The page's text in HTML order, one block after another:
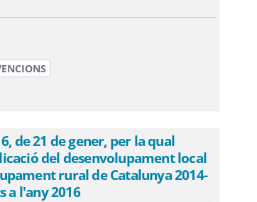
de 21 de gener, per la qual
del desenvolupament local
rural de Catalunya 2014-
a l'any 2016